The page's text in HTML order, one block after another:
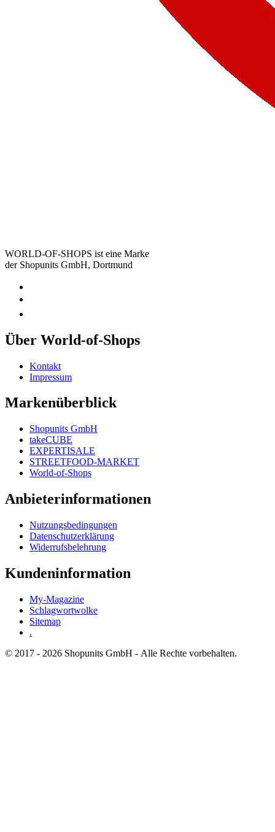
WORLD-OF-SHOPS ist eine Marke
der Shopunits GmbH, Dortmund
Über World-of-Shops
Kontakt
Impressum
Markenüberblick
Shopunits GmbH
takeCUBE
EXPERTISALE
STREETFOOD-MARKET
World-of-Shops
Anbieterinformationen
Nutzungsbedingungen
Datenschutzerklärung
Widerrufsbelehrung
Kundeninformation
My-Magazine
Schlagwortwolke
Sitemap
.
© 2017 - 2026 Shopunits GmbH - Alle Rechte vorbehalten.